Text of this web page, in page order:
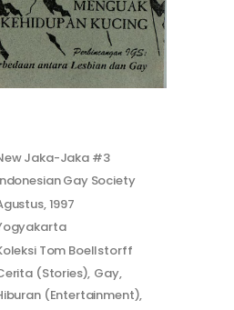
Jaka-Jaka #3
Gay Society
1997
Tom Boellstorff
(Stories) Gay
(Entertainment)